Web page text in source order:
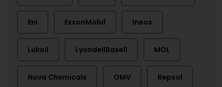
Eni ExxonMobil Ineos
Lukoil LyondellBasell MOL
Nova Chemicals OMV Repsol